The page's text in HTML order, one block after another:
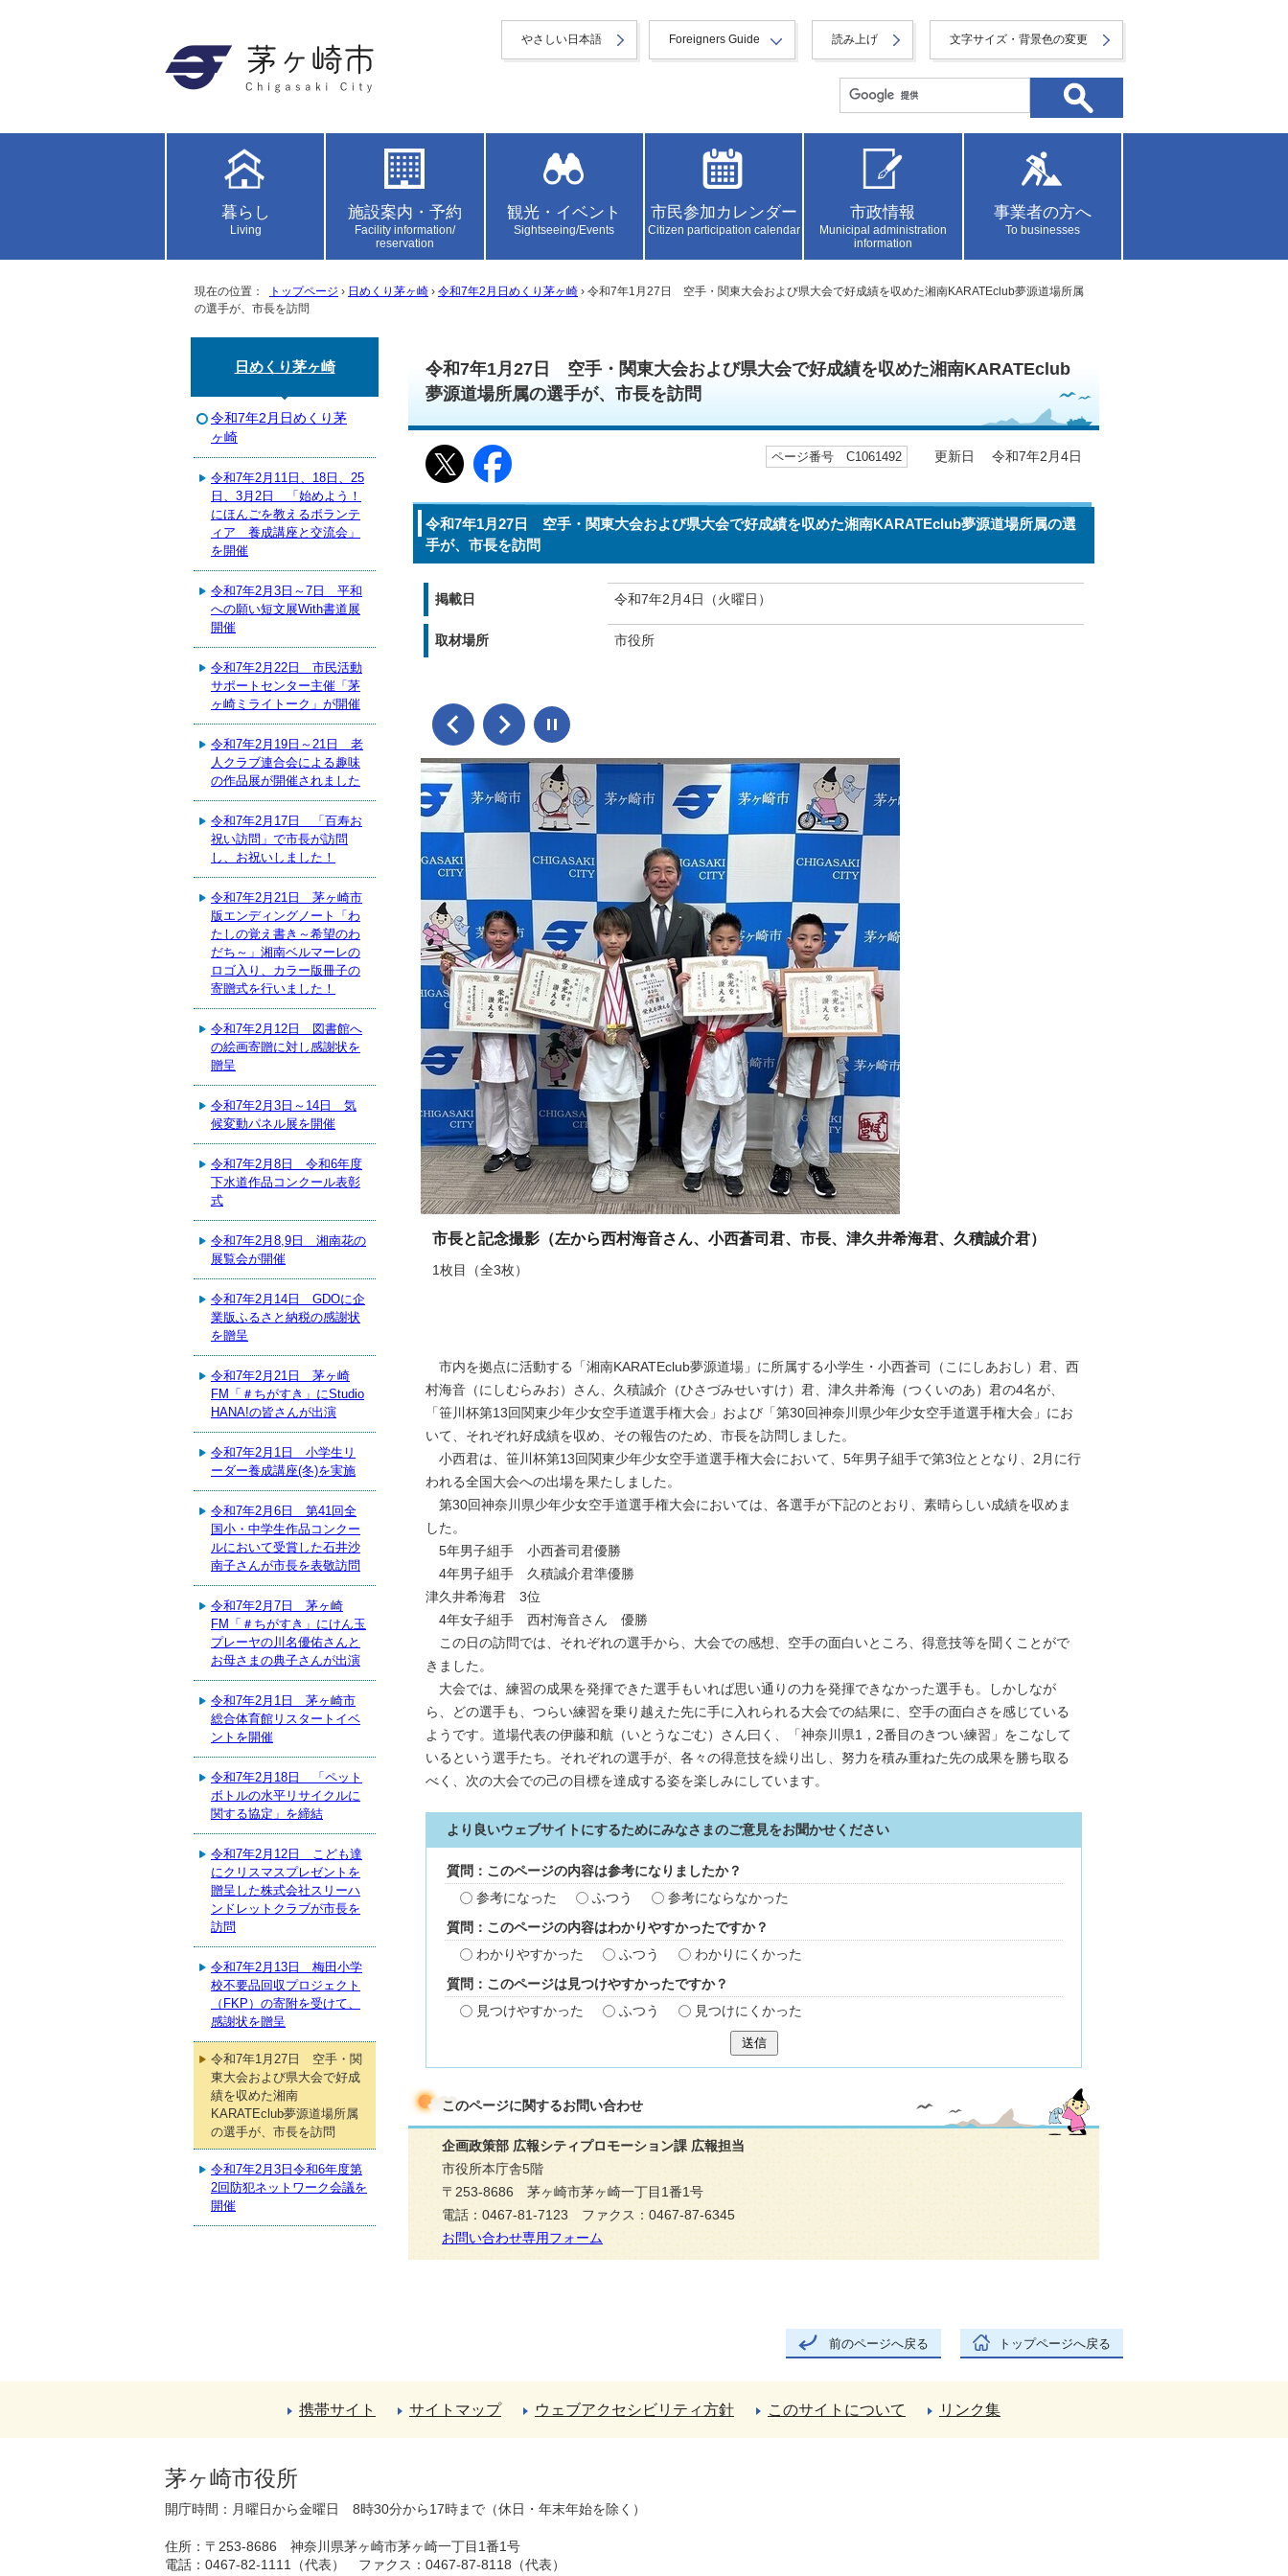
やさしい日本語 Foreigners Guide 読み上げ 文字サイズ・背景色の変更
暮らし
Living
施設案内・予約
Facility information/
reservation
観光・イベント
Sightseeing/Events
市民参加カレンダー
Citizen participation calendar
市政情報
Municipal administration
information
事業者の方へ
To businesses
現在の位置： トップページ › 日めくり茅ヶ崎 › 令和7年2月日めくり茅ヶ崎 › 令和7年1月27日 空手・関東大会および県大会で好成績を収めた湘南KARATEclub夢源道場所属
の選手が、市長を訪問
令和7年1月27日 空手・関東大会および県大会で好成績を収めた湘南KARATEclub
夢源道場所属の選手が、市長を訪問
ページ番号 C1061492 更新日 令和7年2月4日
令和7年1月27日 空手・関東大会および県大会で好成績を収めた湘南KARATEclub夢源道場所属の選
手が、市長を訪問
掲載日 令和7年2月4日（火曜日）
取材場所 市役所
市長と記念撮影（左から西村海音さん、小西蒼司君、市長、津久井希海君、久積誠介君）
1枚目（全3枚）
市内を拠点に活動する「湘南KARATEclub夢源道場」に所属する小学生・小西蒼司（こにしあおし）君、西
村海音（にしむらみお）さん、久積誠介（ひさづみせいすけ）君、津久井希海（つくいのあ）君の4名が、
「笹川杯第13回関東少年少女空手道選手権大会」および「第30回神奈川県少年少女空手道選手権大会」にお
いて、それぞれ好成績を収め、その報告のため、市長を訪問しました。
小西君は、笹川杯第13回関東少年少女空手道選手権大会において、5年男子組手で第3位ととなり、2月に行
われる全国大会への出場を果たしました。
第30回神奈川県少年少女空手道選手権大会においては、各選手が下記のとおり、素晴らしい成績を収めま
した。
5年男子組手 小西蒼司君優勝
4年男子組手 久積誠介君準優勝
津久井希海君 3位
4年女子組手 西村海音さん 優勝
この日の訪問では、それぞれの選手から、大会での感想、空手の面白いところ、得意技等を聞くことがで
きました。
大会では、練習の成果を発揮できた選手もいれば思い通りの力を発揮できなかった選手も。しかしなが
ら、どの選手も、つらい練習を乗り越えた先に手に入れられる大会での結果に、空手の面白さを感じている
ようです。道場代表の伊藤和航（いとうなごむ）さん曰く、「神奈川県1，2番目のきつい練習」をこなして
いるという選手たち。それぞれの選手が、各々の得意技を繰り出し、努力を積み重ねた先の成果を勝ち取る
べく、次の大会での己の目標を達成する姿を楽しみにしています。
より良いウェブサイトにするためにみなさまのご意見をお聞かせください
質問：このページの内容は参考になりましたか？
参考になった
ふつう 参考にならなかった
質問：このページの内容はわかりやすかったですか？
わかりやすかった
ふつう わかりにくかった
質問：このページは見つけやすかったですか？
見つけやすかった
ふつう 見つけにくかった
送信
このページに関するお問い合わせ
企画政策部 広報シティプロモーション課 広報担当
市役所本庁舎5階
〒253-8686 茅ヶ崎市茅ヶ崎一丁目1番1号
電話：0467-81-7123 ファクス：0467-87-6345
お問い合わせ専用フォーム
日めくり茅ヶ崎
令和7年2月日めくり茅
ヶ崎
令和7年2月11日、18日、25
日、3月2日 「始めよう！
にほんごを教えるボランテ
ィア 養成講座と交流会」
を開催
令和7年2月3日～7日 平和
への願い短文展With書道展
開催
令和7年2月22日 市民活動
サポートセンター主催「茅
ヶ崎ミライトーク」が開催
令和7年2月19日～21日 老
人クラブ連合会による趣味
の作品展が開催されました
令和7年2月17日 「百寿お
祝い訪問」で市長が訪問
し、お祝いしました！
令和7年2月21日 茅ヶ崎市
版エンディングノート「わ
たしの覚え書き～希望のわ
だち～」湘南ベルマーレの
ロゴ入り、カラー版冊子の
寄贈式を行いました！
令和7年2月12日 図書館へ
の絵画寄贈に対し感謝状を
贈呈
令和7年2月3日～14日 気
候変動パネル展を開催
令和7年2月8日 令和6年度
下水道作品コンクール表彰
式
令和7年2月8,9日 湘南花の
展覧会が開催
令和7年2月14日 GDOに企
業版ふるさと納税の感謝状
を贈呈
令和7年2月21日 茅ヶ崎
FM「＃ちがすき」にStudio
HANA!の皆さんが出演
令和7年2月1日 小学生リ
ーダー養成講座(冬)を実施
令和7年2月6日 第41回全
国小・中学生作品コンクー
ルにおいて受賞した石井沙
南子さんが市長を表敬訪問
令和7年2月7日 茅ヶ崎
FM「＃ちがすき」にけん玉
プレーヤの川名優佑さんと
お母さまの典子さんが出演
令和7年2月1日 茅ヶ崎市
総合体育館リスタートイベ
ントを開催
令和7年2月18日 「ペット
ボトルの水平リサイクルに
関する協定」を締結
令和7年2月12日 こども達
にクリスマスプレゼントを
贈呈した株式会社スリーハ
ンドレットクラブが市長を
訪問
令和7年2月13日 梅田小学
校不要品回収プロジェクト
（FKP）の寄附を受けて、
感謝状を贈呈
令和7年1月27日 空手・関
東大会および県大会で好成
績を収めた湘南
KARATEclub夢源道場所属
の選手が、市長を訪問
令和7年2月3日令和6年度第
2回防犯ネットワーク会議を
開催
前のページへ戻る トップページへ戻る
携帯サイト サイトマップ ウェブアクセシビリティ方針 このサイトについて リンク集
茅ヶ崎市役所
開庁時間：月曜日から金曜日 8時30分から17時まで（休日・年末年始を除く）
住所：〒253-8686 神奈川県茅ヶ崎市茅ヶ崎一丁目1番1号
電話：0467-82-1111（代表） ファクス：0467-87-8118（代表）